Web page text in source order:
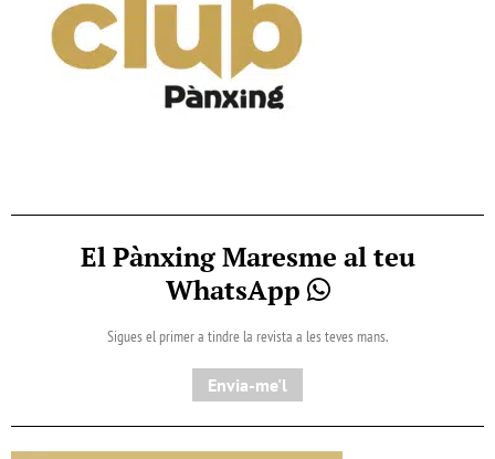
El Pànxing Maresme al teu
WhatsApp
Sigues el primer a tindre la revista a les teves mans.
Envia-me'l